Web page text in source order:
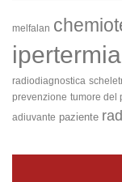
melfalan
ipertermia
radiodiagnostica
prevenzione tumore del
adiuvante paziente